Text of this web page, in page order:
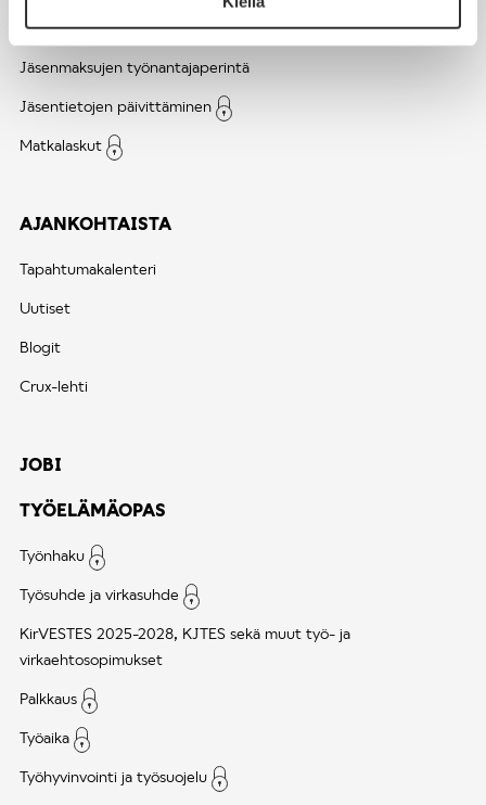
Liittojäsenyys
Jäsenmaksujen työnantajaperintä
Jäsentietojen päivittäminen
Matkalaskut
AJANKOHTAISTA
Tapahtumakalenteri
Uutiset
Blogit
Crux-lehti
JOBI
TYÖELÄMÄOPAS
Työnhaku
Työsuhde ja virkasuhde
KirVESTES 2025-2028, KJTES sekä muut työ- ja
virkaehtosopimukset
Palkkaus
Työaika
Työhyvinvointi ja työsuojelu